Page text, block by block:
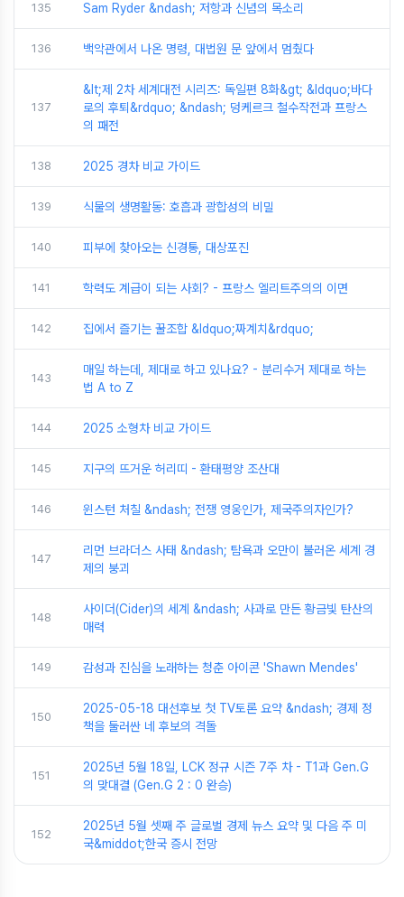
135 Sam Ryder &ndash; 저항과 신념의 목소리
136 백악관에서 나온 명령, 대법원 문 앞에서 멈췄다
137
&lt;제 2차 세계대전 시리즈: 독일편 8화&gt; &ldquo;바다
로의 후퇴&rdquo; &ndash; 덩케르크 철수작전과 프랑스
의 패전
138 2025 경차 비교 가이드
139 식물의 생명활동: 호흡과 광합성의 비밀
140 피부에 찾아오는 신경통, 대상포진
141 학력도 계급이 되는 사회? - 프랑스 엘리트주의의 이면
142 집에서 즐기는 꿀조합 &ldquo;짜계치&rdquo;
143
매일 하는데, 제대로 하고 있나요? - 분리수거 제대로 하는
법 A to Z
144 2025 소형차 비교 가이드
145 지구의 뜨거운 허리띠 - 환태평양 조산대
146 윈스턴 처칠 &ndash; 전쟁 영웅인가, 제국주의자인가?
147
리먼 브라더스 사태 &ndash; 탐욕과 오만이 불러온 세계 경
제의 붕괴
148
사이더(Cider)의 세계 &ndash; 사과로 만든 황금빛 탄산의
매력
149 감성과 진심을 노래하는 청춘 아이콘 'Shawn Mendes'
150
2025-05-18 대선후보 첫 TV토론 요약 &ndash; 경제 정
책을 둘러싼 네 후보의 격돌
151
2025년 5월 18일, LCK 정규 시즌 7주 차 - T1과 Gen.G
의 맞대결 (Gen.G 2 : 0 완승)
152
2025년 5월 셋째 주 글로벌 경제 뉴스 요약 및 다음 주 미
국&middot;한국 증시 전망